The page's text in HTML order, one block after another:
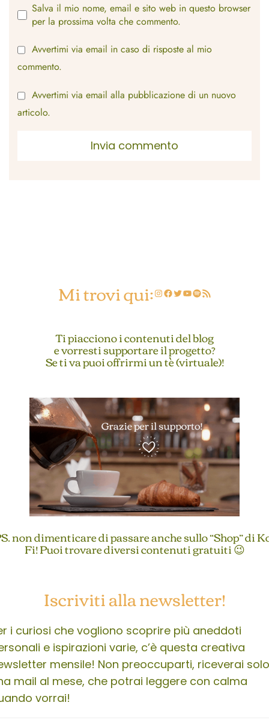
Salva il mio nome, email e sito web in questo browser
per la prossima volta che commento.
Avvertimi via email in caso di risposte al mio
commento.
Avvertimi via email alla pubblicazione di un nuovo
articolo.
Mi trovi qui:InstagramFacebookTwitter YouTube Spotify Feed RSS
Ti piacciono i contenuti del blog
e vorresti supportare il progetto?
Se ti va puoi offrirmi un tè (virtuale)!
non dimenticare di passare anche sullo “Shop” di
Fi! Puoi trovare diversi contenuti gratuiti 😉
Iscriviti alla newsletter!
i curiosi che vogliono scoprire più aneddoti
e ispirazioni varie, c’è questa creativa
mensile! Non preoccuparti, riceverai solo
mail al mese, che potrai leggere con calma
vorrai!